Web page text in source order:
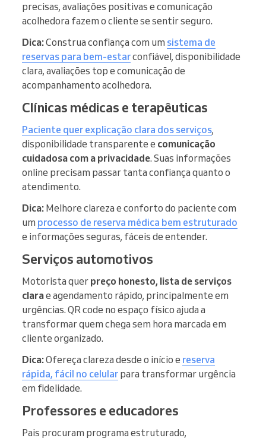
precisas, avaliações positivas e comunicação
acolhedora fazem o cliente se sentir seguro.
Dica:Construa confiança com um sistema de
reservas para bem-estarconfiável, disponibilidade
clara, avaliações top e comunicação de
acompanhamento acolhedora.
Clínicas médicas e terapêuticas
Paciente quer explicação clara dos serviços,
disponibilidade transparente e comunicação
cuidadosa com a privacidade. Suas informações
online precisam passar tanta confiança quanto o
atendimento.
Dica: Melhore clareza e conforto do paciente com
um processo de reserva médica bem estruturado
e informações seguras, fáceis de entender.
Serviços automotivos
Motorista quer preço honesto, lista de serviços
clarae agendamento rápido, principalmente em
urgências. QR code no espaço físico ajuda a
transformar quem chega sem hora marcada em
cliente organizado.
Dica:Ofereça clareza desde o início e reserva
rápida, fácil no celular para transformar urgência
em fidelidade.
Professores e educadores
Pais procuram programa estruturado,